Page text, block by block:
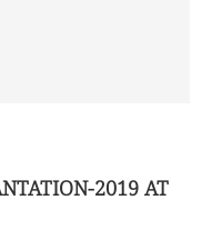
2019 AT